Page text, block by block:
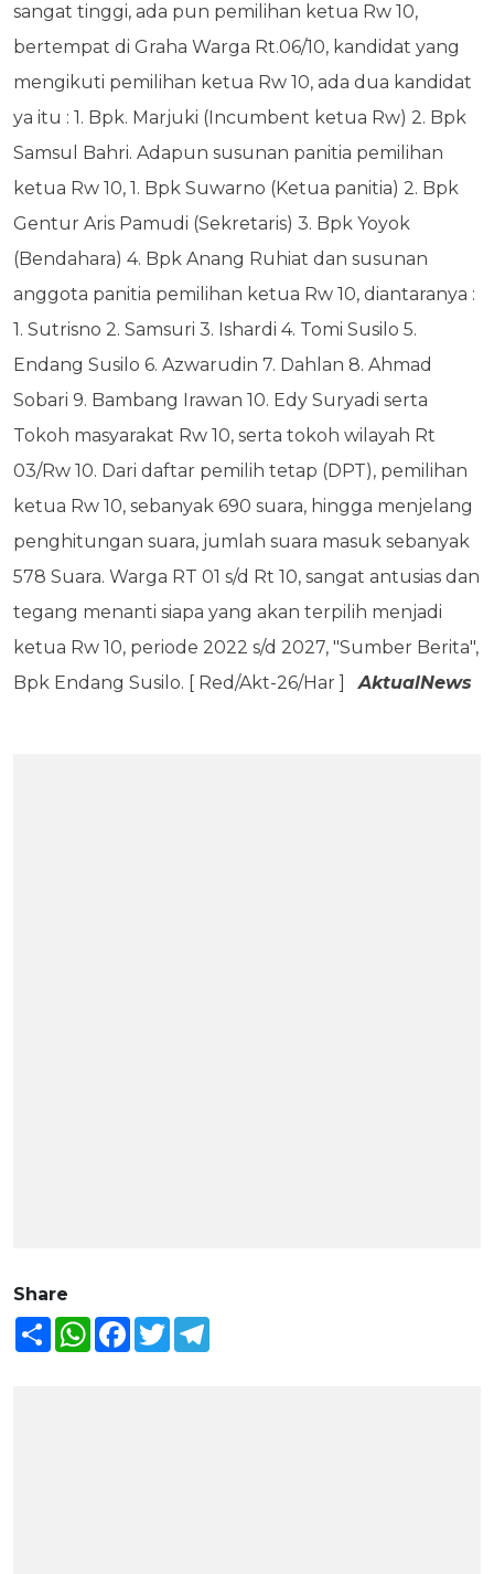
sangat tinggi, ada pun pemilihan ketua Rw 10,
bertempat di Graha Warga Rt.06/10, kandidat yang
mengikuti pemilihan ketua Rw 10, ada dua kandidat
ya itu : 1. Bpk. Marjuki (Incumbent ketua Rw) 2. Bpk
Samsul Bahri. Adapun susunan panitia pemilihan
ketua Rw 10, 1. Bpk Suwarno (Ketua panitia) 2. Bpk
Gentur Aris Pamudi (Sekretaris) 3. Bpk Yoyok
(Bendahara) 4. Bpk Anang Ruhiat dan susunan
anggota panitia pemilihan ketua Rw 10, diantaranya :
1. Sutrisno 2. Samsuri 3. Ishardi 4. Tomi Susilo 5.
Endang Susilo 6. Azwarudin 7. Dahlan 8. Ahmad
Sobari 9. Bambang Irawan 10. Edy Suryadi serta
Tokoh masyarakat Rw 10, serta tokoh wilayah Rt
03/Rw 10. Dari daftar pemilih tetap (DPT), pemilihan
ketua Rw 10, sebanyak 690 suara, hingga menjelang
penghitungan suara, jumlah suara masuk sebanyak
578 Suara. Warga RT 01 s/d Rt 10, sangat antusias dan
tegang menanti siapa yang akan terpilih menjadi
ketua Rw 10, periode 2022 s/d 2027, "Sumber Berita",
Bpk Endang Susilo. [ Red/Akt-26/Har ]AktualNews
Share
Share WhatsAppFacebook
Twitter